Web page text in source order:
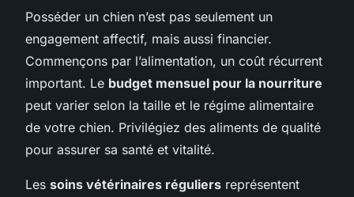
Posséder un chien n’est pas seulement un
engagement affectif, mais aussi financier.
Commençons par l’alimentation, un coût récurrent
important. Le budget mensuel pour la nourriture
peut varier selon la taille et le régime alimentaire
de votre chien. Privilégiez des aliments de qualité
pour assurer sa santé et vitalité.
Les soins vétérinaires réguliers représentent